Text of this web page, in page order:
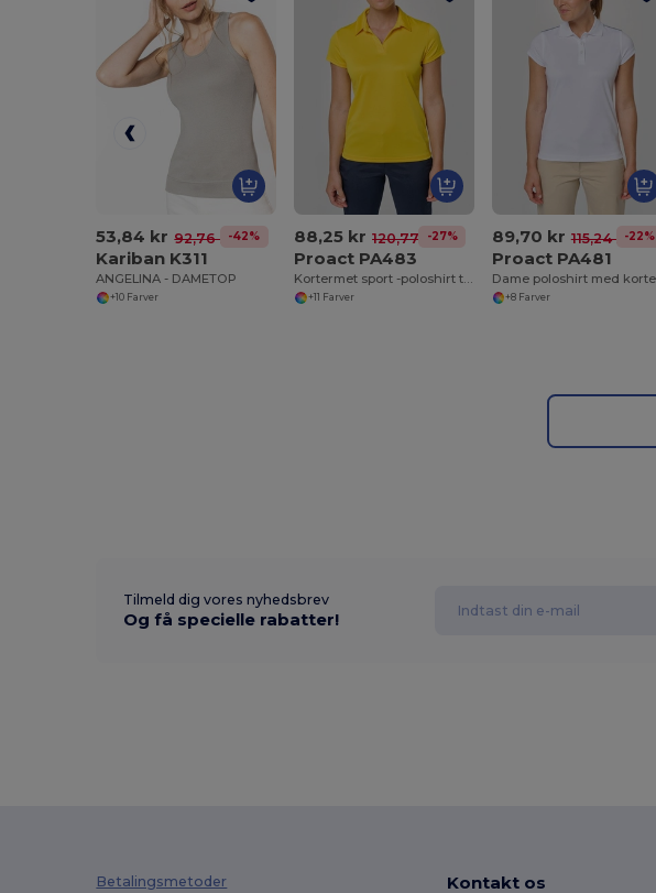
53,84 kr 92,76 kr-42%
Kariban K311
ANGELINA - DAMETOP
+10 Farver
88,25 kr 120,77 kr-27%
Proact PA483
Kortermet sport -poloshirt til kvinder
+11 Farver
89,70 kr 115,24 kr-22%
Proact PA481
+8 Farver
Tilmeld dig vores nyhedsbrev
Og få specielle rabatter!
Betalingsmetoder Kontakt os